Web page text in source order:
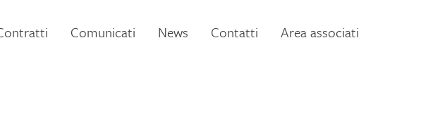
Comunicati News Contatti Area associati